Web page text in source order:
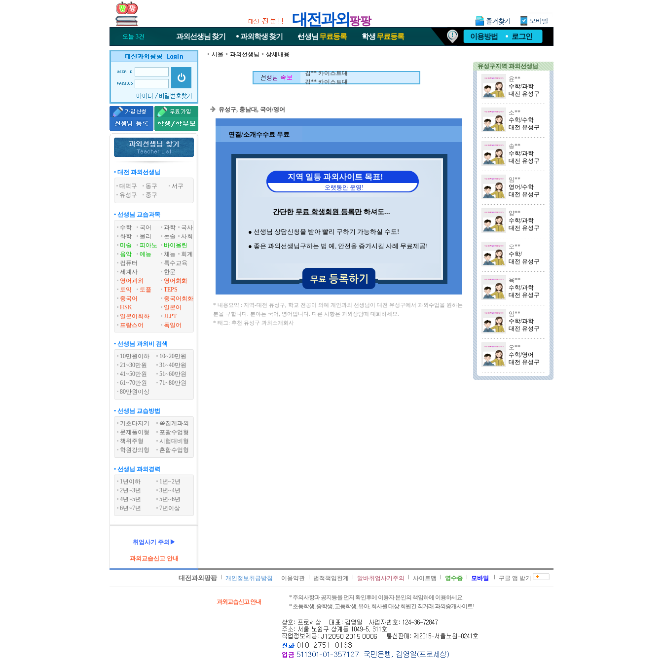
대전과외팡팡
오늘 3건 과외선생님 찾기 과외학생찾기 선생님 무료등록 학생무료등록 이용방법 로그인
• 대전 과외선생님
대덕구
동구
서구
유성구
중구
• 선생님 교습과목
수학
국어 과학
국사
화학
물리 논술
사회
미술
피아노
바이올린
음악
예능 체능
회계
컴퓨터
특수교육
세계사
한문
영어과외
영어회화
토익
토플
TEPS
중국어
중국어회화
HSK
일본어
일본어회화
JLPT
프랑스어
독일어
• 선생님 과외비 검색
10만원이하
10~20만원
21~30만원
31~40만원
41~50만원
51~60만원
61~70만원
71~80만원
80만원이상
• 선생님 교습방법
기초다지기
쪽집게과외
문제풀이형
포괄수업형
책위주형
시험대비형
학원강의형
혼합수업형
• 선생님 과외경력
1년이하
1년~2년
2년~3년
3년~4년
4년~5년
5년~6년
6년~7년
7년이상
취업사기 주의▶
과외교습신고 안내
서울 > 과외선생님 > 상세내용
김** 카이스트대
김** 카이스트대
유성구, 충남대, 국어/영어
연결/소개수수료 무료
지역 일등 과외사이트 목표!
오랫동안 운영!
간단한 무료 학생회원 등록만하셔도...
● 선생님 상담신청을 받아 빨리 구하기 가능하실 수도!
● 좋은 과외선생님구하는 법 예, 안전을 증가시킬 사례 무료제공!
* 내용요약 : 지역-대전 유성구, 학교 전공이 의예 개인과외 선생님이 대전 유성구에서 과외수업을 원하는
분을 구합니다. 분야는 국어, 영어입니다. 다른 사항은 과외상담때 대화하세요.
* 태그: 추천 유성구 과외소개회사
유성구지역 과외선생님
윤**
수학/과학
대전 유성구
소**
수학/수학
대전 유성구
송**
수학/과학
대전 유성구
임**
영어/수학
대전 유성구
양**
수학/과학
대전 유성구
오**
수학/
대전 유성구
육**
수학/과학
대전 유성구
임**
수학/과학
대전 유성구
오**
수학/영어
대전 유성구
대전과외팡팡 개인정보취급방침 이용약관 법적책임한계 알바취업사기주의 사이트맵 영수증 모바일 구글 앱 받기
과외교습신고 안내
* 주의사항과 공지등을 먼저 확인후에 이용자 본인의 책임하에 이용하세요.
* 초등학생, 중학생, 고등학생, 유아, 회사원 대상 회원간 직거래 과외중개사이트!